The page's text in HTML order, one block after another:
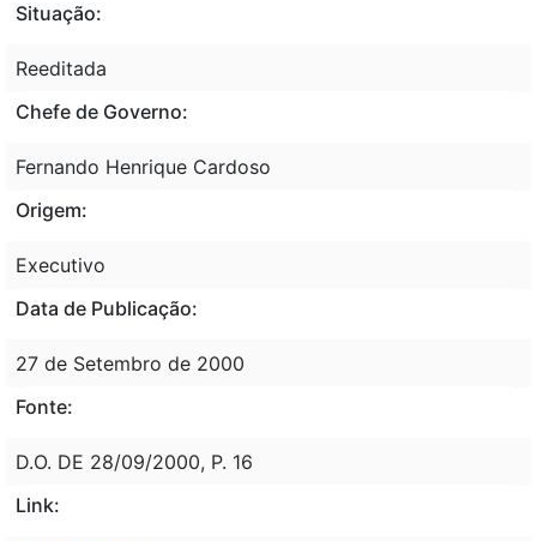
Situação:
Reeditada
Chefe de Governo:
Fernando Henrique Cardoso
Origem:
Executivo
Data de Publicação:
27 de Setembro de 2000
Fonte:
D.O. DE 28/09/2000, P. 16
Link: